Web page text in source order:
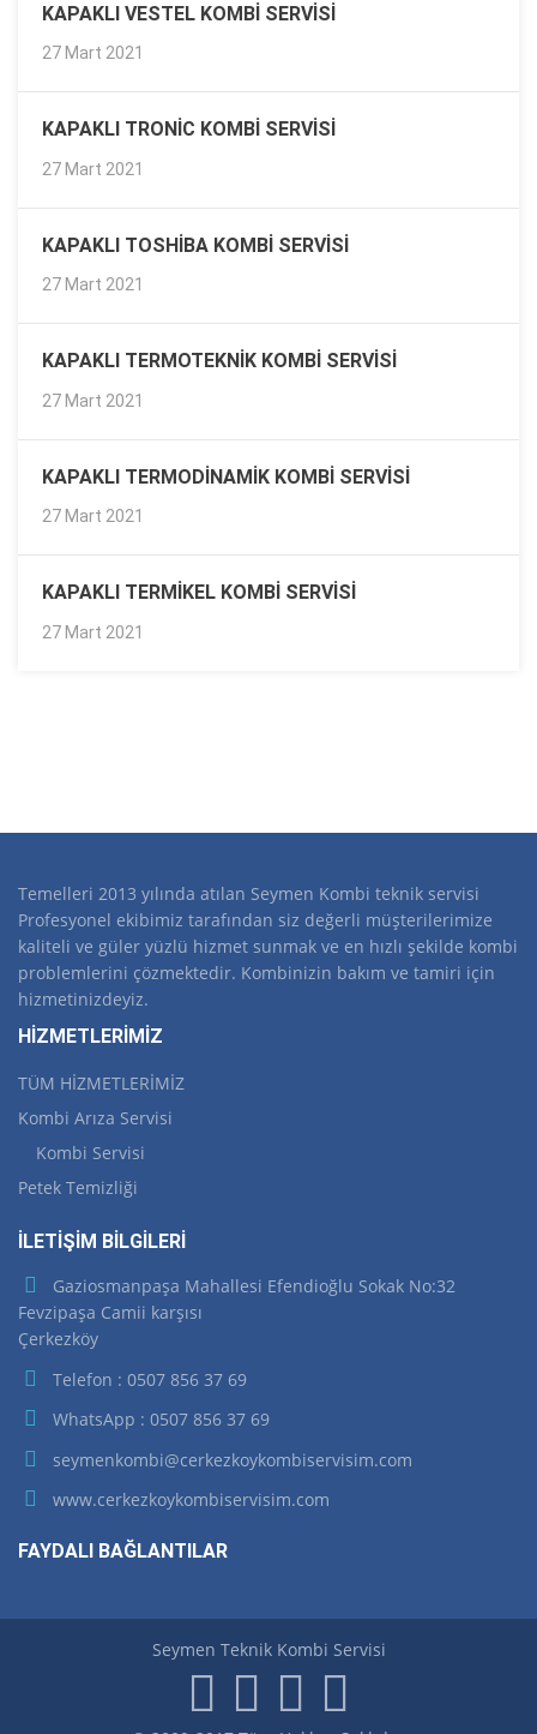
KAPAKLI VESTEL KOMBI SERVISI
27 Mart 2021
KAPAKLI TRONIC KOMBI SERVISI
27 Mart 2021
KAPAKLI TOSHIBA KOMBI SERVISI
27 Mart 2021
KAPAKLI TERMOTEKNIK KOMBI SERVISI
27 Mart 2021
KAPAKLI TERMODINAMIK KOMBI SERVISI
27 Mart 2021
KAPAKLI TERMIKEL KOMBI SERVISI
27 Mart 2021
Temelleri 2013 yılında atılan Seymen Kombi teknik servisi
Profesyonel ekibimiz tarafından siz değerli müşterilerimize
kaliteli ve güler yüzlü hizmet sunmak ve en hızlı şekilde kombi
problemlerini çözmektedir. Kombinizin bakım ve tamiri için
hizmetinizdeyiz.
HİZMETLERİMİZ
TÜM HİZMETLERİMİZ
Kombi Arıza Servisi
Kombi Servisi
Petek Temizliği
İLETİŞİM BİLGİLERİ
Gaziosmanpaşa Mahallesi Efendioğlu Sokak No:32
Fevzipaşa Camii karşısı
Çerkezköy
Telefon : 0507 856 37 69
WhatsApp : 0507 856 37 69
seymenkombi@cerkezkoykombiservisim.com
www.cerkezkoykombiservisim.com
FAYDALI BAĞLANTILAR
Seymen Teknik Kombi Servisi